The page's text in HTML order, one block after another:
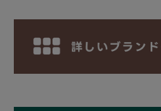
のシャンブレーシャークスキン
と保温性や艶感などに優れてい